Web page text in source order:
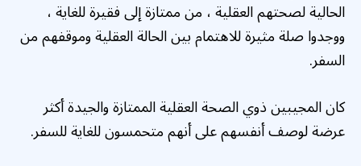
الحالية لصحتهم العقلية ، من ممتازة إلى فقيرة للغاية ،
ووجدوا صلة مثيرة للاهتمام بين الحالة العقلية وموقفهم من
السفر.
كان المجيبين ذوي الصحة العقلية الممتازة والجيدة أكثر
عرضة لوصف أنفسهم على أنهم متحمسون للغاية للسفر.